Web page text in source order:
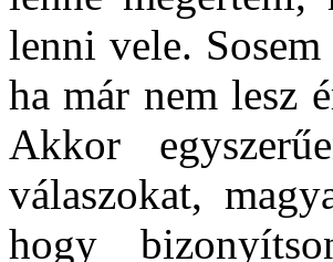
lenni vele.
ha már nem lesz
Akkor
válaszokat,
hogy